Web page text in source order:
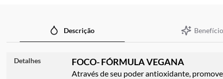
Descrição
Detalhes FOCO- FÓRMULA VEGANA
Através de seu poder antioxidante,